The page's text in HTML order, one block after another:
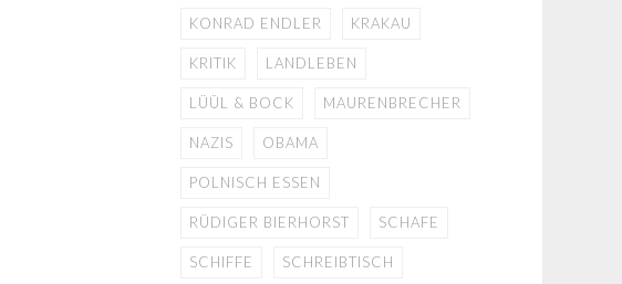
KONRAD ENDLER KRAKAU
KRITIK LANDLEBEN
LÜÜL & BOCK MAURENBRECHER
NAZIS OBAMA
POLNISCH ESSEN
RÜDIGER BIERHORST SCHAFE
SCHIFFE SCHREIBTISCH